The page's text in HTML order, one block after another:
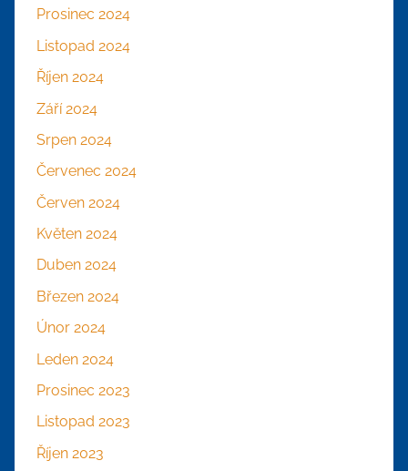
Prosinec 2024
Listopad 2024
Říjen 2024
Září 2024
Srpen 2024
Červenec 2024
Červen 2024
Květen 2024
Duben 2024
Březen 2024
Únor 2024
Leden 2024
Prosinec 2023
Listopad 2023
Říjen 2023